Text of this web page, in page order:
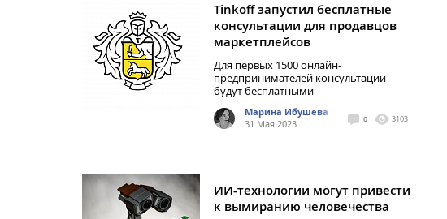
Tinkoff запустил бесплатные
консультации для продавцов
маркетплейсов
Для первых 1500 онлайн-
предпринимателей консультации
будут бесплатными
Марина Ибушева
31 Мая 2023
0 3103
ИИ-технологии могут привести
к вымиранию человечества